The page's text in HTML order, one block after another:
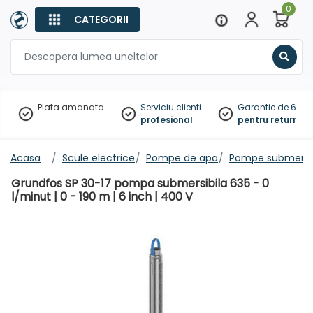
CATEGORII
0
Plata amanata
Serviciu clienti
profesional
Garantie de 60
pentru
Acasa Scule electrice Pompe de apa Pompe
Grundfos SP 30-17 pompa submersibila 635 - 0
l/minut | 0 - 190 m | 6 inch | 400 V